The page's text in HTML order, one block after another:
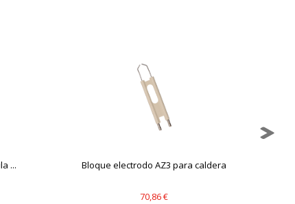
... Bloque electrodo AZ3 para caldera
70,86 €